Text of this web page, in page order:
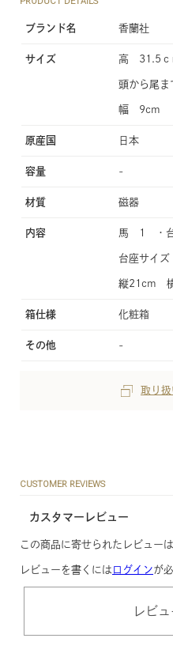
ブランド名 香蘭社
サイズ 高 31.5ｃ
頭から尾
幅 9cm
原産国 日本
容量 -
材質 磁器
内容 馬 1 ・台
台座サイズ
縦21cm
箱仕様 化粧箱
その他 -
取り
CUSTOMER REVIEWS
カスタマーレビュー
この商品に寄せられたレビュー
レビューを書くには ログインが
レビ